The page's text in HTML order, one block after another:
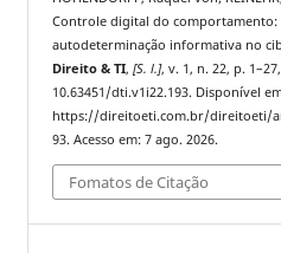
Controle digital do comportamento:
autodeterminação informativa no
Direito & TI,[S. l.], v. 1, n. 22, p.
10.63451/dti.v1i22.193. Disponível
https://direitoeti.com.br/direitoeti/
93. Acesso em: 7 ago. 2026.
Fomatos de Citação